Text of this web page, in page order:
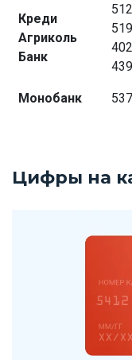
Креди
Агриколь
Банк
Монобанк
Цифры на